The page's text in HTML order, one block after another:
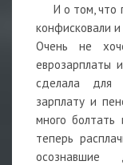
И о том, что
конфисковали
Очень не
еврозарплаты
сделала для
зарплату и
много
теперь